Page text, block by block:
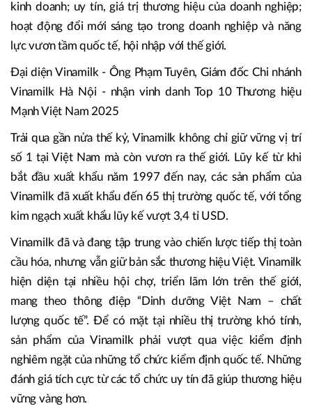
kinh doanh; uy tín, giá trị thương hiệu của doanh nghiệp;
hoạt động đổi mới sáng tạo trong doanh nghiệp và năng
lực vươn tầm quốc tế, hội nhập với thế giới.
Đại diện Vinamilk - Ông Phạm Tuyên, Giám đốc Chi nhánh
Vinamilk Hà Nội - nhận vinh danh Top 10 Thương hiệu
Mạnh Việt Nam 2025
Trải qua gần nửa thế kỷ, Vinamilk không chỉ giữ vững vị trí
số 1 tại Việt Nam mà còn vươn ra thế giới. Lũy kế từ khi
bắt đầu xuất khẩu năm 1997 đến nay, các sản phẩm của
Vinamilk đã xuất khẩu đến 65 thị trường quốc tế, với tổng
kim ngạch xuất khẩu lũy kế vượt 3,4 tỉ USD.
Vinamilk đã và đang tập trung vào chiến lược tiếp thị toàn
cầu hóa, nhưng vẫn giữ bản sắc thương hiệu Việt. Vinamilk
hiện diện tại nhiều hội chợ, triển lãm lớn trên thế giới,
mang theo thông điệp “Dinh dưỡng Việt Nam – chất
lượng quốc tế”. Để có mặt tại nhiều thị trường khó tính,
sản phẩm của Vinamilk phải vượt qua việc kiểm định
nghiêm ngặt của những tổ chức kiểm định quốc tế. Những
đánh giá tích cực từ các tổ chức uy tín đã giúp thương hiệu
vững vàng hơn.